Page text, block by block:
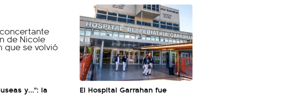
y...": la
El Hospital Garrahan fue